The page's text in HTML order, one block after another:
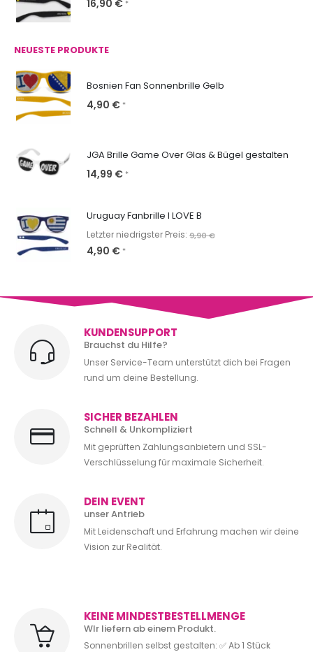
16,90 € *
NEUESTE PRODUKTE
Bosnien Fan Sonnenbrille Gelb
4,90 € *
JGA Brille Game Over Glas & Bügel gestalten
14,99 € *
Uruguay Fanbrille I LOVE B
Letzter niedrigster Preis: 9,90€
4,90 € *
KUNDENSUPPORT
Brauchst du Hilfe?
Unser Service-Team unterstützt dich bei Fragen
rund um deine Bestellung.
SICHER BEZAHLEN
Schnell & Unkompliziert
Mit geprüften Zahlungsanbietern und SSL-
Verschlüsselung für maximale Sicherheit.
DEIN EVENT
unser Antrieb
Mit Leidenschaft und Erfahrung machen wir deine
Vision zur Realität.
KEINE MINDESTBESTELLMENGE
WIr liefern ab einem Produkt.
Sonnenbrillen selbst gestalten: ✅ Ab 1 Stück